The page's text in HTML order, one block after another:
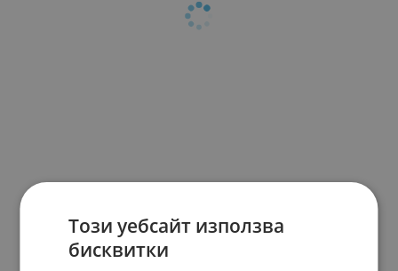
Този уебсайт използва
бисквитки